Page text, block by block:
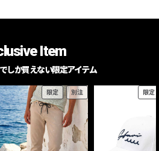
Item
しか買えない限定アイテム
限定 別注 限定